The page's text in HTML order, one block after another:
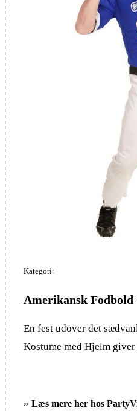
Kategori:
Amerikansk
En fest udover det
Kostume med Hjelm
» Læs mere her hos